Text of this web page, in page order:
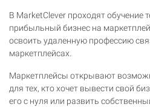
В MarketClever проходят обучение
прибыльный бизнес на
освоить удаленную профессию
маркетплейсах.
Маркетплейсы открывают
для тех, кто хочет вывести свой
его с нуля или развить